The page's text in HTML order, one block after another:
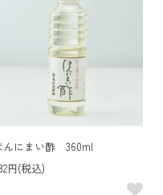
んにまい酢 360ml
円(税込)